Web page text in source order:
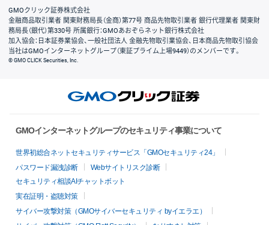
GMOクリック証券株式会社
金融商品取引業者 関東財務局長（金商）第77号 商品先物取引業者 銀行代理業者 関東財
務局長（銀代）第330号 所属銀行：GMOあおぞらネット銀行株式会社
加入協会：日本証券業協会、一般社団法人 金融先物取引業協会、日本商品先物取引協会
当社はGMOインターネットグループ（東証プライム上場9449）のメンバーです。
© GMO CLICK Securities, Inc.
GMOインターネットグループのセキュリティ事業について
世界初総合ネットセキュリティサービス「GMOセキュリティ24」
パスワード漏洩診断
Webサイトリスク診断
セキュリティ相談AIチャットボット
実在証明・盗聴対策
サイバー攻撃対策（GMOサイバーセキュリティ byイエラエ）